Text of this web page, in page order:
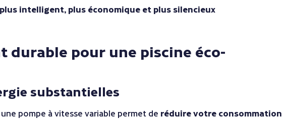
intelligent, plus économique et plus silencieux
durable pour une piscine éco-
substantielles
pompe à vitesse variable permet de réduire votre consommation